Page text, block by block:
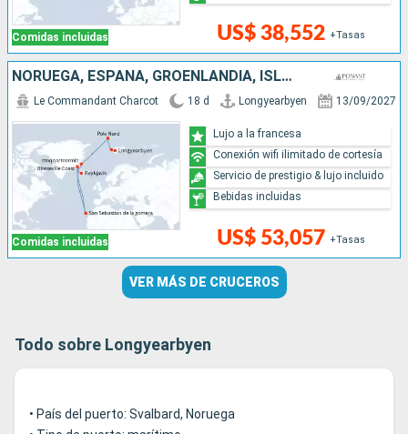
Comidas incluidas US$ 38,552 +Tasas
NORUEGA, ESPAÑA, GROENLANDIA, ISLANDIA
Comidas incluidas
Le Commandant Charcot 18 d Longyearbyen 13/09/2027
US$ 53,057 +Tasas
Lujo a la francesa
Conexión wifi ilimitado de cortesía
Servicio de prestigio & lujo incluido
Bebidas incluidas
VER MÁS DE CRUCEROS
Todo sobre Longyearbyen
• País del puerto: Svalbard, Noruega